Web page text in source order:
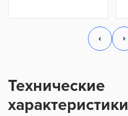
Технические
характеристики